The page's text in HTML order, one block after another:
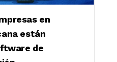
en
están
de